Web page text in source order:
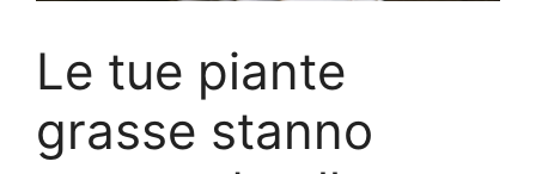
Le tue piante
grasse stanno